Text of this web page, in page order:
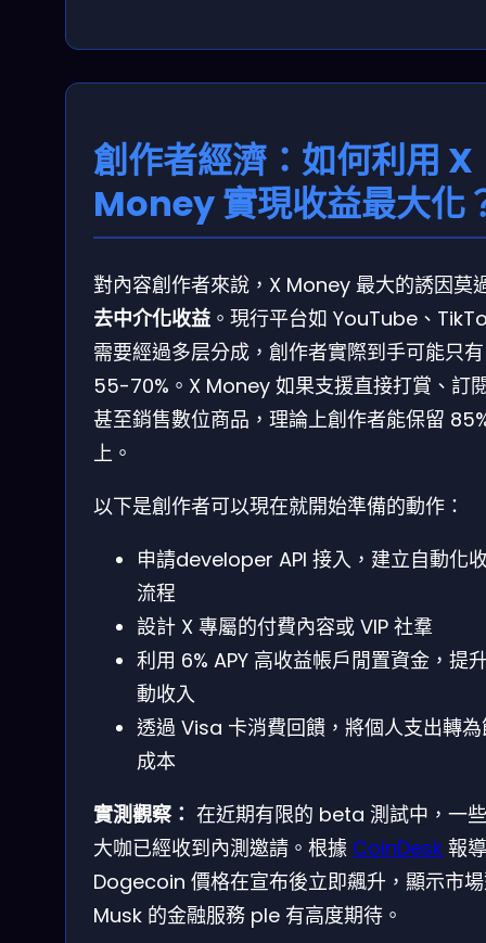
創作者經濟：如何利用 X
Money 實現收益最大化
對內容創作者來說，X Money 最大的誘因莫
去中介化收益 。現行平台如 YouTube、
需要經過多层分成，創作者實際到手可能只有
55-70%。X Money 如果支援直接打賞、訂
甚至銷售數位商品，理論上創作者能保留
上。
以下是創作者可以現在就開始準備的動作：
申請developer API 接入，建立自動化
流程
設計 X 專屬的付費內容或 VIP 社羣
利用 6% APY 高收益帳戶閒置資金，提
動收入
透過 Visa 卡消費回饋，將個人支出轉
成本
實測觀察： 在近期有限的 beta 測試中，一
大咖已經收到內測邀請。根據 CoinDesk 報
Dogecoin 價格在宣布後立即飆升，顯示市
Musk 的金融服務 ple 有高度期待。